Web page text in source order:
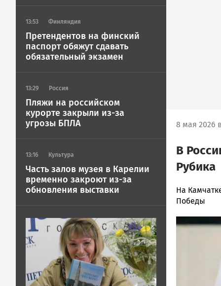
13:53 Финляндия
Претендентов на финский
паспорт обяжут сдавать
обязательный экзамен
13:29 Россия
Пляжи на российском
курорте закрыли из-за
угрозы БПЛА
13:16 Культура
Часть залов музея в Карелии
временно закроют из-за
обновления выставки
Image
8 мая 2026
В
Рубика
Арина
Смирнова
На
Победы
Image